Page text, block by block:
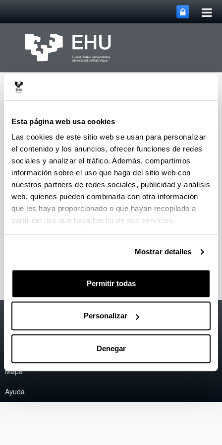
Esta página web usa cookies
Las cookies de este sitio web se usan para personalizar
el contenido y los anuncios, ofrecer funciones de redes
sociales y analizar el tráfico. Además, compartimos
información sobre el uso que haga del sitio web con
nuestros partners de redes sociales, publicidad y análisis
web, quienes pueden combinarla con otra información
que les haya proporcionado o que hayan recopilado a
partir del uso que haya hecho de sus servicios.
Mostrar detalles
Permitir todas
Personalizar
Denegar
Departamento de
Tecnología Electrónica
MenúAbrir/cerrar
Secciones departamentales
Escuela de Ingeniería de Bilbao (EIB)
Información legal
Mapa
Ayuda